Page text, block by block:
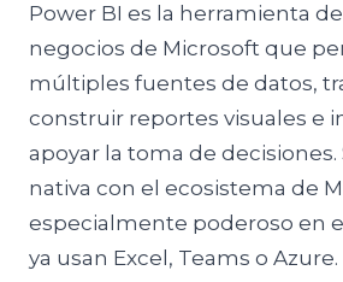
Power BI es la herramienta
negocios de Microsoft que
múltiples fuentes de datos,
construir reportes visuales e
apoyar la toma de
nativa con el ecosistema de
especialmente poderoso en
ya usan Excel, Teams o Azure.